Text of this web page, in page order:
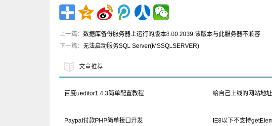
上一篇： 数据库备份服务器上运行的版本8.00.2039.该版本与此服务器不兼容
下一篇： 无法启动服务SQL Server(MSSQLSERVER)
文章推荐
百度ueditor1.4.3简单配置教程 给自己上线的网站地
Paypal付款PHP简单接口开发 IE8以下不支持